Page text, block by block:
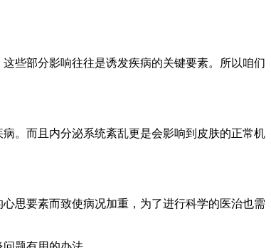
些部分影响往往是诱发疾病的关键要素。所以咱们
。而且内分泌系统紊乱更是会影响到皮肤的正常机
思要素而致使病况加重，为了进行科学的医治也需